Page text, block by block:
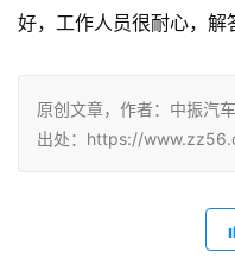
好，工作人员很耐心，解
原创文章，作者：中振汽
出处：https://